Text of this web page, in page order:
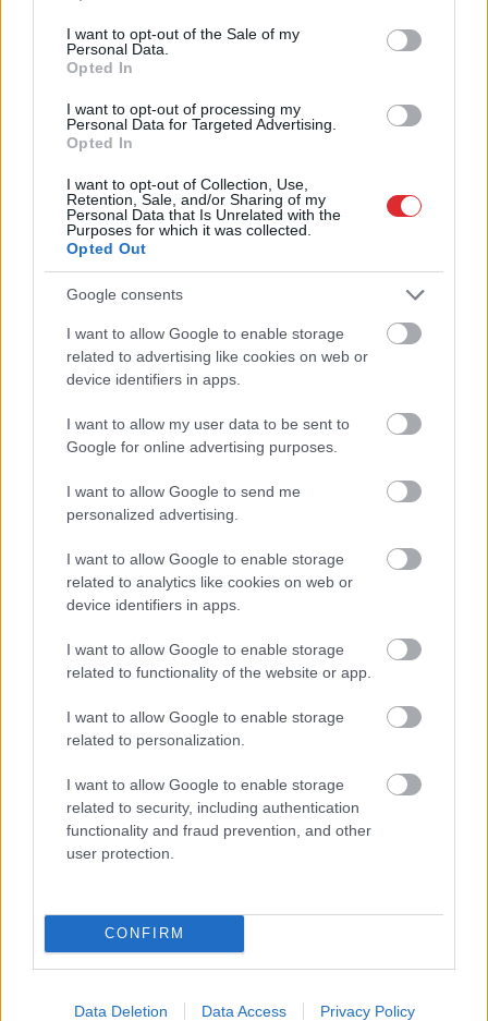
use your data for below specified purposes in below Google
consent section.
I want to opt-out of the Sale of my
Personal Data.
Opted In
I want to opt-out of processing my
Personal Data for Targeted Advertising.
Opted In
I want to opt-out of Collection, Use,
Retention, Sale, and/or Sharing of my
Personal Data that Is Unrelated with the
Purposes for which it was collected.
Opted Out
Google consents
I want to allow Google to enable storage
related to advertising like cookies on web or
device identifiers in apps.
I want to allow my user data to be sent to
Google for online advertising purposes.
I want to allow Google to send me
personalized advertising.
I want to allow Google to enable storage
related to analytics like cookies on web or
device identifiers in apps.
I want to allow Google to enable storage
related to functionality of the website or app.
I want to allow Google to enable storage
related to personalization.
I want to allow Google to enable storage
related to security, including authentication
functionality and fraud prevention, and other
user protection.
CONFIRM
Data Deletion Data Access Privacy Policy
Šo kļūdu var pieļaut daudzi!
Pēc “Maxima”
apmeklējuma klients
neuzkāpt uz tā paša
grābekļa
Atcelt Ziņot